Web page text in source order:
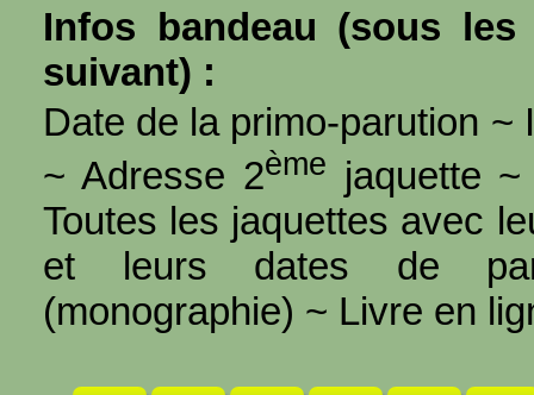
Infos bandeau (sous
suivant) :
Date de la primo-parution ~
~ Adresse 2ème jaquette
Toutes les jaquettes avec
et leurs dates de
(monographie) ~ Livre en